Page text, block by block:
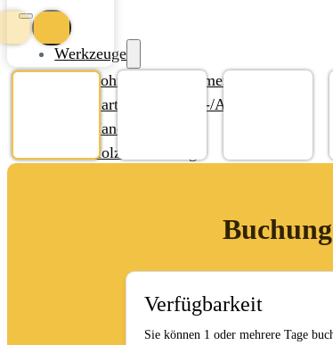
Werkzeuge
Bohren und Stemmen
Garten-/Terrassen-/Außenbereich
Handwerkzeug
Holzbearbeitung
Stein-/Beton-/Pflasterarbeiten
Leitern/Böcke/Gerüste/Hebebühnen
Messwerkzeuge und Beleuchtung
Umzug und Reinigung
Buchung